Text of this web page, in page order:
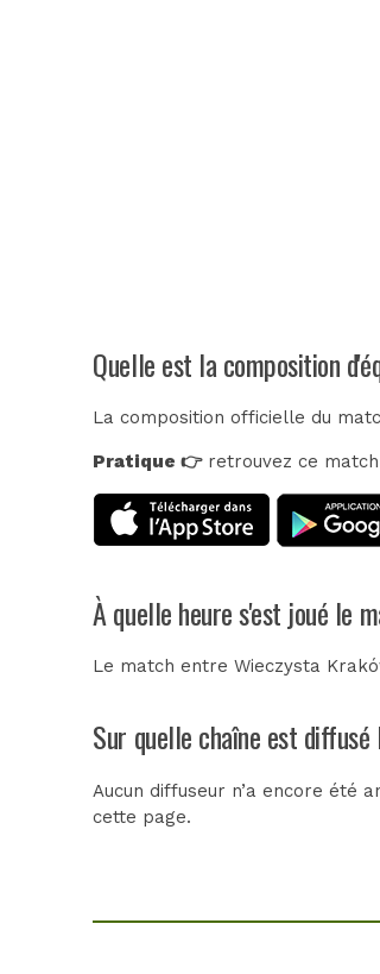
Quelle est la composition
La composition officielle du
Pratique 👉retrouvez ce match
À quelle heure s'est joué le
Le match entre Wieczysta
Sur quelle chaîne est
Aucun diffuseur n’a encore été
cette page.